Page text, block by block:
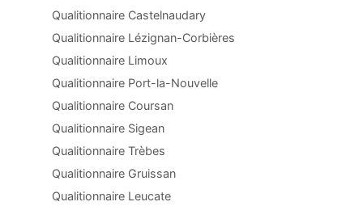
Qualitionnaire Castelnaudary
Qualitionnaire Lézignan-Corbières
Qualitionnaire Limoux
Qualitionnaire Port-la-Nouvelle
Qualitionnaire Coursan
Qualitionnaire Sigean
Qualitionnaire Trèbes
Qualitionnaire Gruissan
Qualitionnaire Leucate